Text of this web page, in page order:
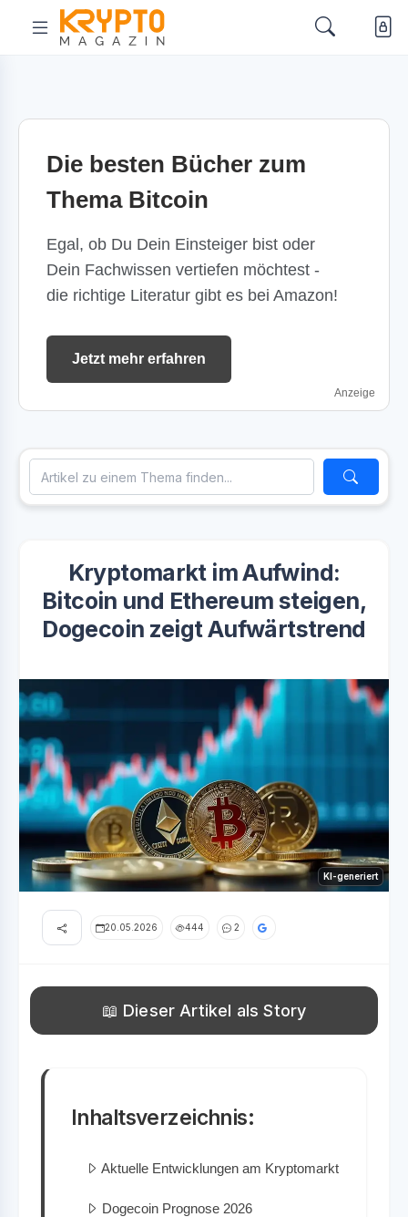
Die besten Bücher zum
Thema Bitcoin
Egal, ob Du Dein Einsteiger bist oder
Dein Fachwissen vertiefen möchtest -
die richtige Literatur gibt es bei Amazon!
Jetzt mehr erfahren
Anzeige
Kryptomarkt im Aufwind:
Bitcoin und Ethereum steigen,
Dogecoin zeigt Aufwärtstrend
KI-generiert
20.05.2026 444 2
📖 Dieser Artikel als Story
Inhaltsverzeichnis:
Aktuelle Entwicklungen am Kryptomarkt
Dogecoin Prognose 2026